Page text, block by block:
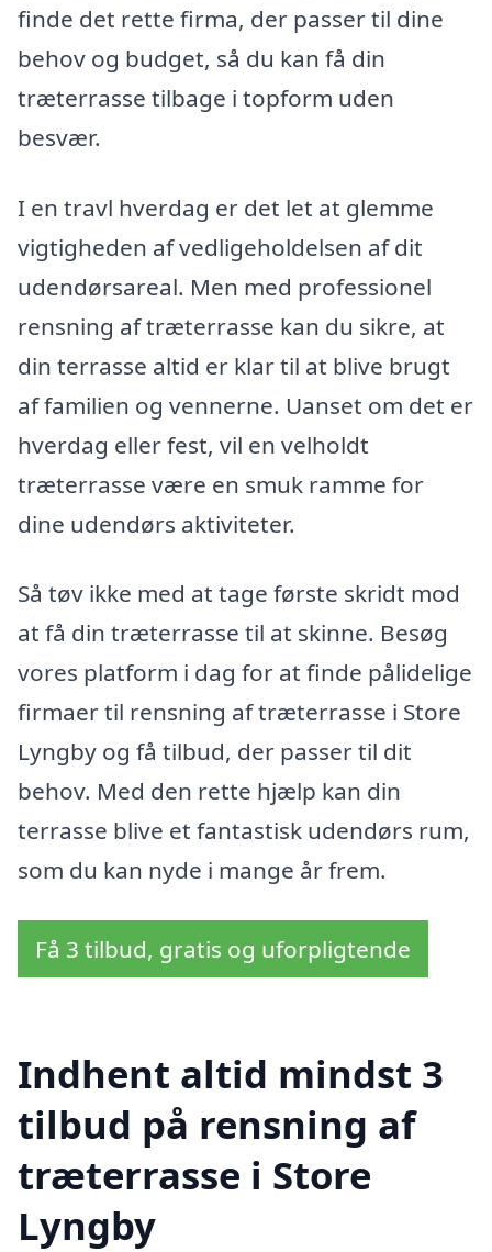
finde det rette firma, der passer til dine
behov og budget, så du kan få din
træterrasse tilbage i topform uden
besvær.
I en travl hverdag er det let at glemme
vigtigheden af vedligeholdelsen af dit
udendørsareal. Men med professionel
rensning af træterrasse kan du sikre, at
din terrasse altid er klar til at blive brugt
af familien og vennerne. Uanset om det er
hverdag eller fest, vil en velholdt
træterrasse være en smuk ramme for
dine udendørs aktiviteter.
Så tøv ikke med at tage første skridt mod
at få din træterrasse til at skinne. Besøg
vores platform i dag for at finde pålidelige
firmaer til rensning af træterrasse i Store
Lyngby og få tilbud, der passer til dit
behov. Med den rette hjælp kan din
terrasse blive et fantastisk udendørs rum,
som du kan nyde i mange år frem.
Få 3 tilbud, gratis og uforpligtende
Indhent altid mindst 3
tilbud på rensning af
træterrasse i Store
Lyngby